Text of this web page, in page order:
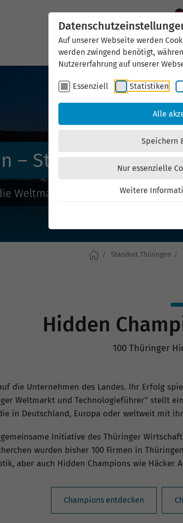
Auf unserer Webseite werden
werden zwingend benötigt,
Nutzererfahrung auf unserer
Essenziell Statistiken
Alle
Speichern
Nur essenzielle
Weitere
Aktuelles Standort
– Standort mit
Weltmarkt- und Technologieführer
Standort Thüringen
Hidden
100 Thüringer
die Unternehmen des Landes. Ihr Erfolg
Weltmarkt und Technologieführer" stellt
in Deutschland, Europa oder weltweit mit
Initiative des Thüringer
wurden bisher 100 Firmen in
aber auch Hidden Champions wie Häcker
Champions entdecken